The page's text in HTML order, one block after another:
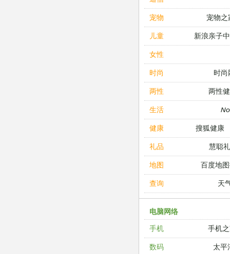
宠物 宠物之
儿童 新浪亲子
女性
时尚 时尚
两性 两性
生活
健康 搜狐健康
礼品 慧聪
地图 百度地
查询 天
电脑网络
手机
手机
数码 太平